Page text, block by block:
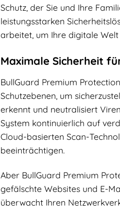
Schutz, der Sie und Ihre
leistungsstarken
arbeitet, um Ihre digitale
Maximale Sicherheit
BullGuard Premium
Schutzebenen, um
erkennt und neutralisiert
System kontinuierlich auf
Cloud-basierten Scan-
beeinträchtigen.
Aber BullGuard Premium
gefälschte Websites und E-
überwacht Ihren